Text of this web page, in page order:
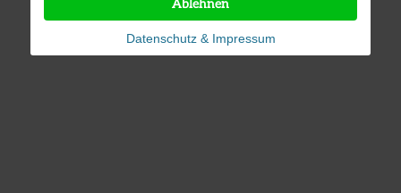
Ablehnen
Datenschutz & Impressum